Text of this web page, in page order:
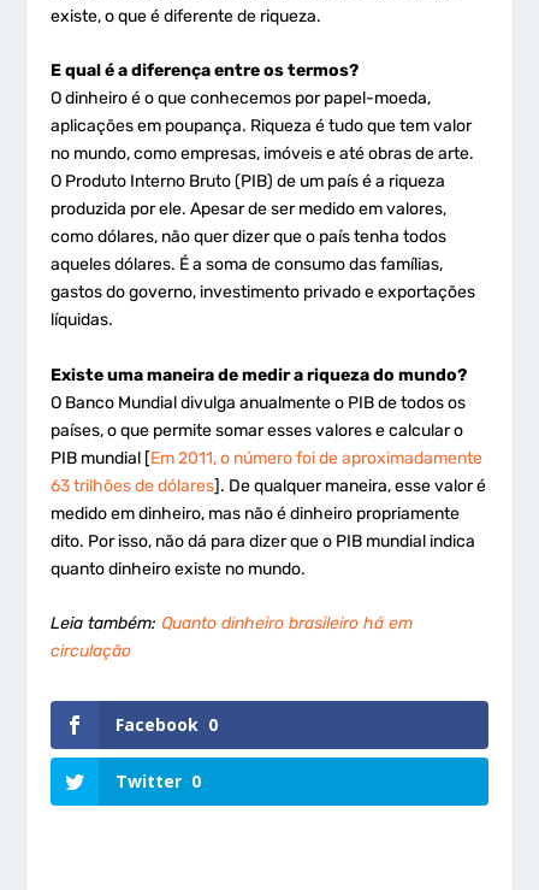
existe, o que é diferente de riqueza.
E qual é a diferença entre os termos?
O dinheiro é o que conhecemos por papel-moeda,
aplicações em poupança. Riqueza é tudo que tem valor
no mundo, como empresas, imóveis e até obras de arte.
O Produto Interno Bruto (PIB) de um país é a riqueza
produzida por ele. Apesar de ser medido em valores,
como dólares, não quer dizer que o país tenha todos
aqueles dólares. É a soma de consumo das famílias,
gastos do governo, investimento privado e exportações
líquidas.
Existe uma maneira de medir a riqueza do mundo?
O Banco Mundial divulga anualmente o PIB de todos os
países, o que permite somar esses valores e calcular o
PIB mundial [Em 2011, o número foi de aproximadamente
63 trilhões de dólares]. De qualquer maneira, esse valor é
medido em dinheiro, mas não é dinheiro propriamente
dito. Por isso, não dá para dizer que o PIB mundial indica
quanto dinheiro existe no mundo.
Leia também: Quanto dinheiro brasileiro há em
circulação
Facebook 0
Twitter 0